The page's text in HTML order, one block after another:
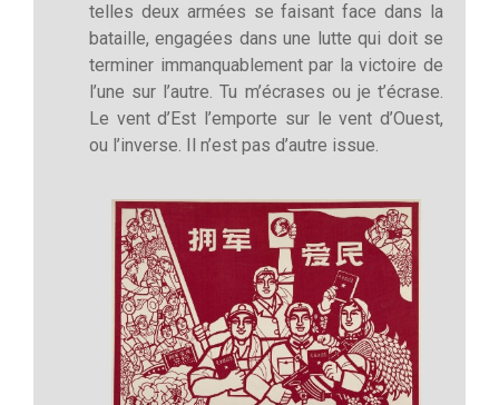
telles deux armées se faisant face dans la
bataille, engagées dans une lutte qui doit se
terminer immanquablement par la victoire de
l’une sur l’autre. Tu m’écrases ou je t’écrase.
Le vent d’Est l’emporte sur le vent d’Ouest,
ou l’inverse. Il n’est pas d’autre issue.